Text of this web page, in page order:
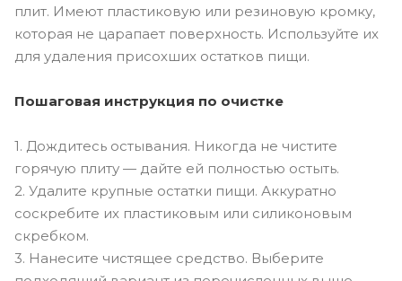
плит. Имеют пластиковую или резиновую кромку,
которая не царапает поверхность. Используйте их
для удаления присохших остатков пищи.
Пошаговая инструкция по очистке
1. Дождитесь остывания. Никогда не чистите
горячую плиту — дайте ей полностью остыть.
2. Удалите крупные остатки пищи. Аккуратно
соскребите их пластиковым или силиконовым
скребком.
3. Нанесите чистящее средство. Выберите